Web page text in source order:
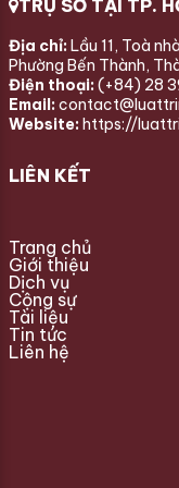
TRỤ SỞ TẠI TP.
Địa chỉ: Lầu 11, Toà
Phường Bến Thành,
Điện thoại: (+84) 28
Email:
Website: https://
LIÊN KẾT
Trang chủ
Giới thiệu
Dịch vụ
Cộng sự
Tài liệu
Tin tức
Liên hệ